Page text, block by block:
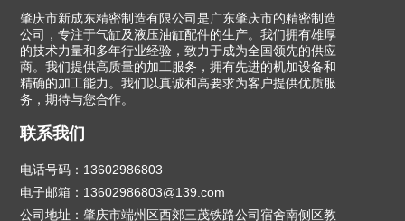
肇庆市新成东精密制造有限公司是广东肇庆市的精密制造
公司，专注于气缸及液压油缸配件的生产。我们拥有雄厚
的技术力量和多年行业经验，致力于成为全国领先的供应
商。我们提供高质量的加工服务，拥有先进的机加设备和
精确的加工能力。我们以真诚和高要求为客户提供优质服
务，期待与您合作。
联系我们
电话号码：13602986803
电子邮箱：13602986803@139.com
公司地址：肇庆市端州区西郊三茂铁路公司宿舍南侧区教